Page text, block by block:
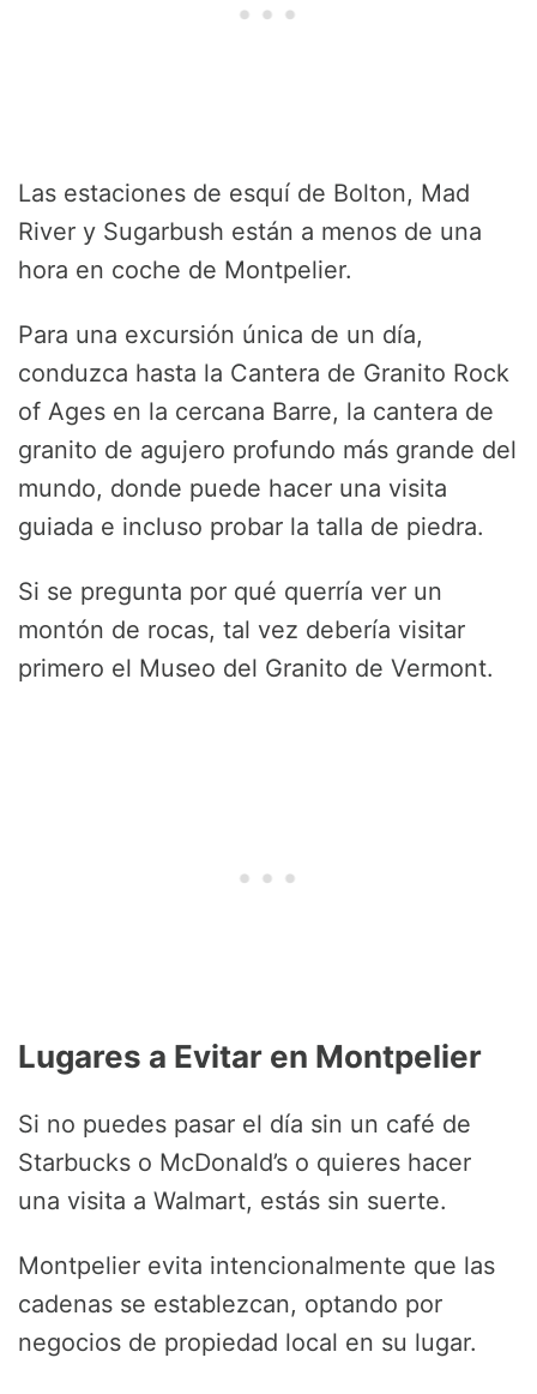
Las estaciones de esquí de Bolton, Mad
River y Sugarbush están a menos de una
hora en coche de Montpelier.
Para una excursión única de un día,
conduzca hasta la Cantera de Granito Rock
of Ages en la cercana Barre, la cantera de
granito de agujero profundo más grande del
mundo, donde puede hacer una visita
guiada e incluso probar la talla de piedra.
Si se pregunta por qué querría ver un
montón de rocas, tal vez debería visitar
primero el Museo del Granito de Vermont.
Lugares a Evitar en Montpelier
Si no puedes pasar el día sin un café de
Starbucks o McDonald’s o quieres hacer
una visita a Walmart, estás sin suerte.
Montpelier evita intencionalmente que las
cadenas se establezcan, optando por
negocios de propiedad local en su lugar.